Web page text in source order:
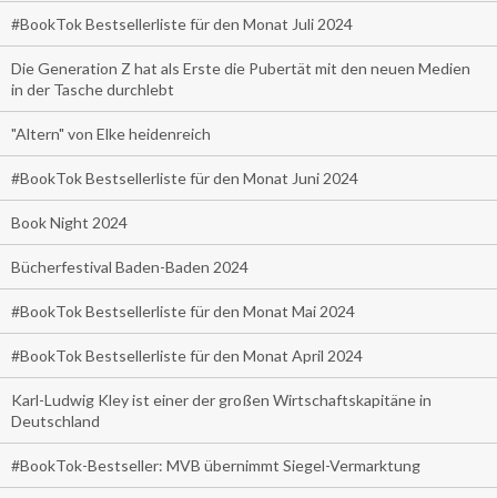
#BookTok Bestsellerliste für den Monat Juli 2024
Die Generation Z hat als Erste die Pubertät mit den neuen Medien
in der Tasche durchlebt
"Altern" von Elke heidenreich
#BookTok Bestsellerliste für den Monat Juni 2024
Book Night 2024
Bücherfestival Baden-Baden 2024
#BookTok Bestsellerliste für den Monat Mai 2024
#BookTok Bestsellerliste für den Monat April 2024
Karl-Ludwig Kley ist einer der großen Wirtschaftskapitäne in
Deutschland
#BookTok-Bestseller: MVB übernimmt Siegel-Vermarktung